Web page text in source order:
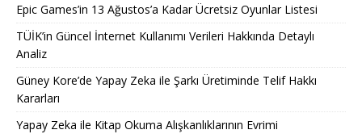
Epic Games’in 13 Ağustos’a Kadar Ücretsiz Oyunlar Listesi
TÜİK’in Güncel İnternet Kullanımı Verileri Hakkında Detaylı
Analiz
Güney Kore’de Yapay Zeka ile Şarkı Üretiminde Telif Hakkı
Kararları
Yapay Zeka ile Kitap Okuma Alışkanlıklarının Evrimi